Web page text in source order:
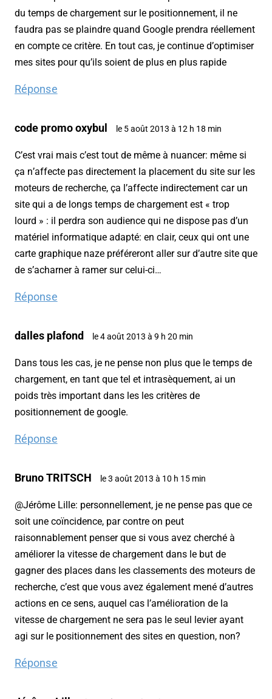
du temps de chargement sur le positionnement, il ne
faudra pas se plaindre quand Google prendra réellement
en compte ce critère. En tout cas, je continue d’optimiser
mes sites pour qu’ils soient de plus en plus rapide
Réponse
code promo oxybul le 5 août 2013 à 12 h 18 min
C’est vrai mais c’est tout de même à nuancer: même si
ça n’affecte pas directement la placement du site sur les
moteurs de recherche, ça l’affecte indirectement car un
site qui a de longs temps de chargement est « trop
lourd » : il perdra son audience qui ne dispose pas d’un
matériel informatique adapté: en clair, ceux qui ont une
carte graphique naze préféreront aller sur d’autre site que
de s’acharner à ramer sur celui-ci…
Réponse
dalles plafond le 4 août 2013 à 9 h 20 min
Dans tous les cas, je ne pense non plus que le temps de
chargement, en tant que tel et intrasèquement, ai un
poids très important dans les les critères de
positionnement de google.
Réponse
Bruno TRITSCH le 3 août 2013 à 10 h 15 min
@Jérôme Lille: personnellement, je ne pense pas que ce
soit une coïncidence, par contre on peut
raisonnablement penser que si vous avez cherché à
améliorer la vitesse de chargement dans le but de
gagner des places dans les classements des moteurs de
recherche, c’est que vous avez également mené d’autres
actions en ce sens, auquel cas l’amélioration de la
vitesse de chargement ne sera pas le seul levier ayant
agi sur le positionnement des sites en question, non?
Réponse